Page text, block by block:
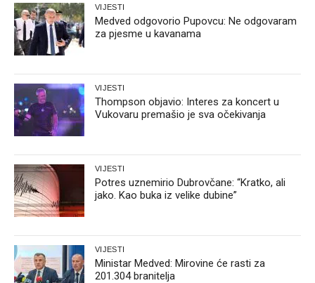
VIJESTI
Medved odgovorio Pupovcu: Ne odgovaram
za pjesme u kavanama
VIJESTI
Thompson objavio: Interes za koncert u
Vukovaru premašio je sva očekivanja
VIJESTI
Potres uznemirio Dubrovčane: “Kratko, ali
jako. Kao buka iz velike dubine”
VIJESTI
Ministar Medved: Mirovine će rasti za
201.304 branitelja